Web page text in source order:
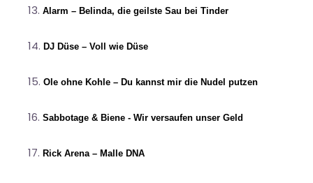
Alarm – Belinda, die geilste Sau bei Tinder
DJ Düse – Voll wie Düse
Ole ohne Kohle – Du kannst mir die Nudel putzen
Sabbotage & Biene - Wir versaufen unser Geld
Rick Arena – Malle DNA